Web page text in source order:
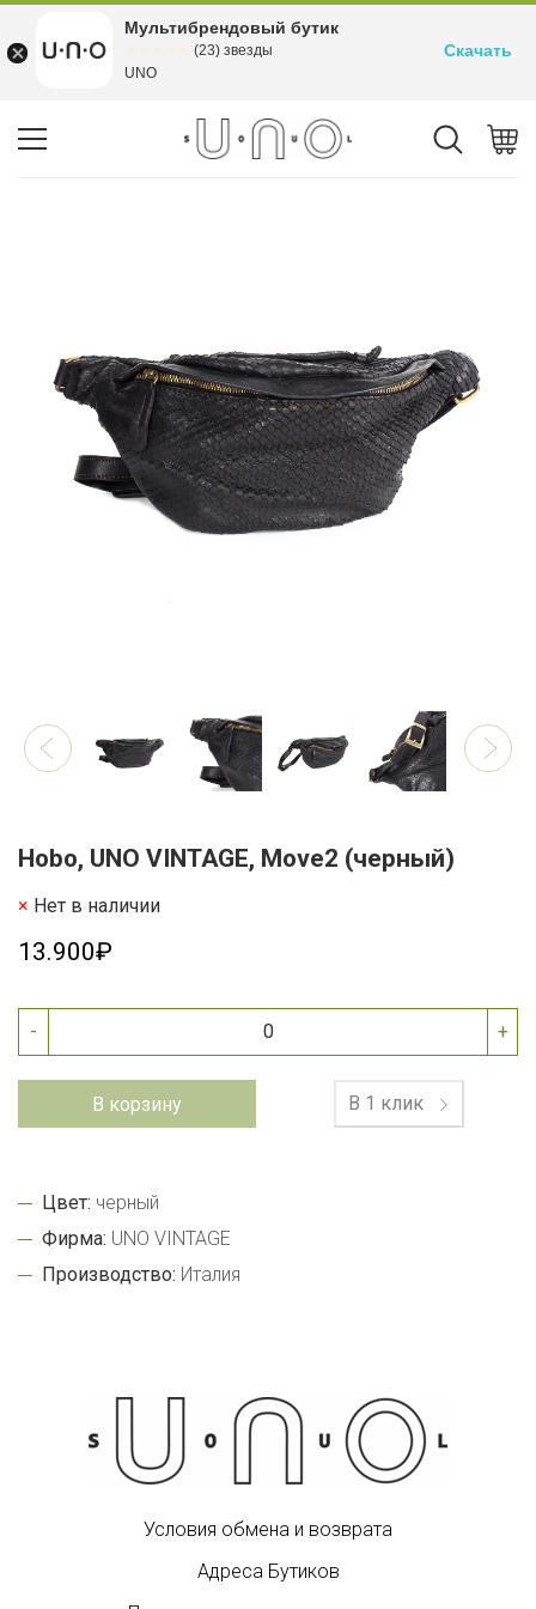
Hobo, UNO VINTAGE, Move2 (черный)
Нет в наличии
13.900₽
- +
В корзину В 1 клик
Цвет: черный
Фирма: UNO VINTAGE
Производство: Италия
Условия обмена и возврата
Адреса Бутиков
Мультибрендовый бутик
(23) звезды
UNO
Скачать